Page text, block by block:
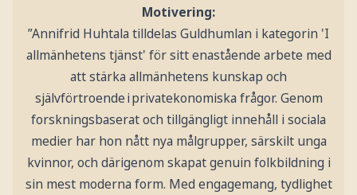
Motivering:
”Annifrid Huhtala tilldelas Guldhumlan i kategorin 'I
allmänhetens tjänst' för sitt enastående arbete med
att stärka allmänhetens kunskap och
självförtroende i privatekonomiska frågor. Genom
forskningsbaserat och tillgängligt innehåll i sociala
medier har hon nått nya målgrupper, särskilt unga
kvinnor, och därigenom skapat genuin folkbildning i
sin mest moderna form. Med engagemang, tydlighet